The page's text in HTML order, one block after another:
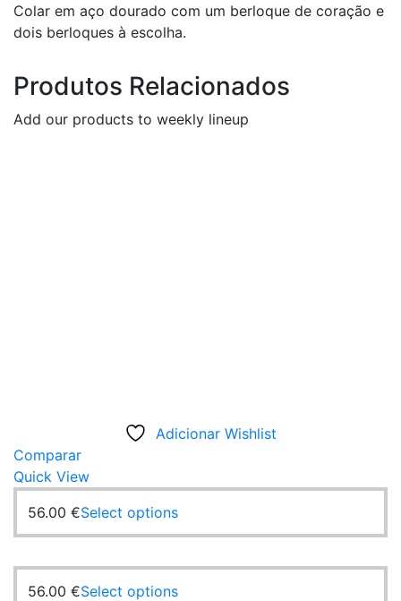
Colar em aço dourado com um berloque de coração e
dois berloques à escolha.
Produtos Relacionados
Add our products to weekly lineup
Adicionar Wishlist
Comparar
Quick View
56.00 €Select options
56.00 €Select options